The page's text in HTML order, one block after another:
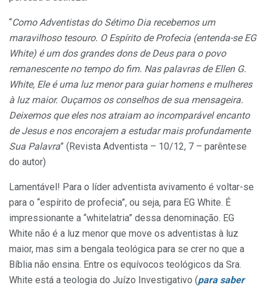
“Como Adventistas do Sétimo Dia recebemos um
maravilhoso tesouro. O Espírito de Profecia (entenda-se EG
White) é um dos grandes dons de Deus para o povo
remanescente no tempo do fim. Nas palavras de Ellen G.
White, Ele é uma luz menor para guiar homens e mulheres
à luz maior. Ouçamos os conselhos de sua mensageira.
Deixemos que eles nos atraiam ao incomparável encanto
de Jesus e nos encorajem a estudar mais profundamente
Sua Palavra” (Revista Adventista – 10/12, 7 – parêntese
do autor)
Lamentável! Para o líder adventista avivamento é voltar-se
para o “espírito de profecia”, ou seja, para EG White. É
impressionante a “whitelatria” dessa denominação. EG
White não é a luz menor que move os adventistas à luz
maior, mas sim a bengala teológica para se crer no que a
Bíblia não ensina. Entre os equívocos teológicos da Sra.
White está a teologia do Juízo Investigativo (para saber